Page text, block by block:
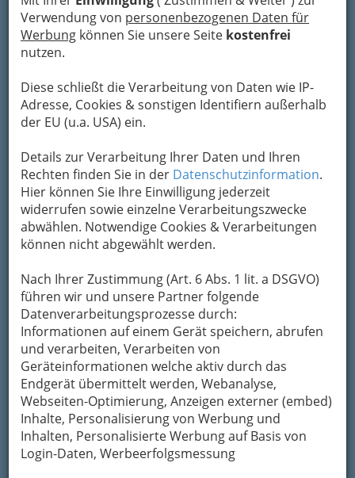
Verwendung von personenbezogenen Daten für
Werbung können Sie unsere Seite kostenfrei
nutzen.
Diese schließt die Verarbeitung von Daten wie IP-
Adresse, Cookies & sonstigen Identifiern außerhalb
der EU (u.a. USA) ein.
Details zur Verarbeitung Ihrer Daten und Ihren
Rechten finden Sie in der Datenschutzinformation.
Hier können Sie Ihre Einwilligung jederzeit
widerrufen sowie einzelne Verarbeitungszwecke
abwählen. Notwendige Cookies & Verarbeitungen
können nicht abgewählt werden.
Nach Ihrer Zustimmung (Art. 6 Abs. 1 lit. a DSGVO)
führen wir und unsere Partner folgende
Datenverarbeitungsprozesse durch:
Informationen auf einem Gerät speichern, abrufen
und verarbeiten, Verarbeiten von
Geräteinformationen welche aktiv durch das
Endgerät übermittelt werden, Webanalyse,
Webseiten-Optimierung, Anzeigen externer (embed)
Inhalte, Personalisierung von Werbung und
Inhalten, Personalisierte Werbung auf Basis von
Login-Daten, Werbeerfolgsmessung
finden Sie Verleiher für Baugerüste oder Baugeräte.
Bezirksauswahl
Alle Bezirke
Magenheim Gesellschaft m.b.H.
Rudolfstraße 43, 8010 Graz
+43 316 382 945
+43 316 382 945
Karte & Routenplaner
Eintrag ändern
Kategorien
2
A. Pongratz & J. Pongratz Baustoff
Handelsgesellschaft m.b.H.
Triester Straße 432, 8055 Graz-Puntigam
+43 316 296 283
+43 316 296 283 60
E-Mail
Karte & Routenplaner
Eintrag ändern
Kategorien